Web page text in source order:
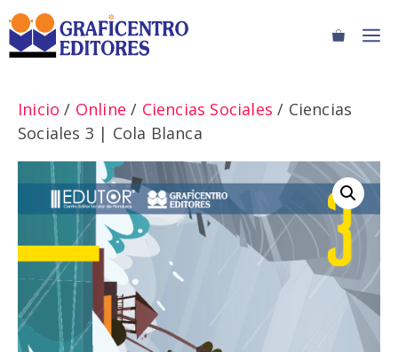
Saltar
al
contenido
Inicio / Online / Ciencias Sociales / Ciencias
Sociales 3 | Cola Blanca